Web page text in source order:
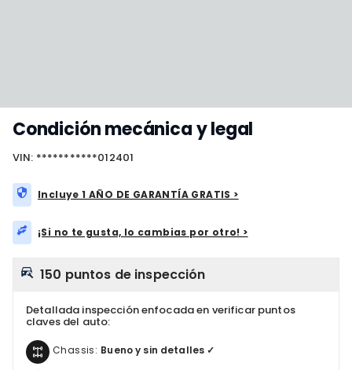
Condición mecánica y legal
VIN: ***********012401
Incluye 1 AÑO DE GARANTÍA GRATIS >
¡Si no te gusta, lo cambias por otro! >
150 puntos de inspección
Detallada inspección enfocada en verificar puntos
claves del auto:
Chassis: Bueno y sin detalles ✓